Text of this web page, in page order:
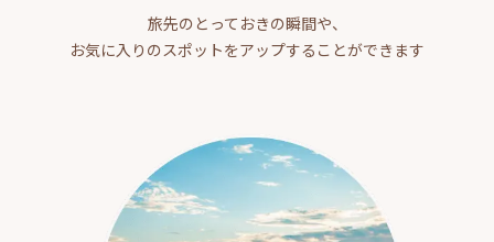
旅先のとっておきの瞬間や、
お気に入りのスポットをアップすることができます